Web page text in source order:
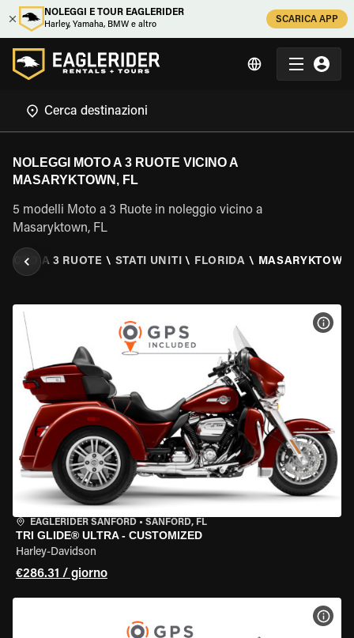
NOLEGGI E TOUR EAGLERIDER
Harley, Yamaha, BMW e altro
SCARICA APP
NOLEGGI MOTO A 3 RUOTE VICINO A
MASARYKTOWN, FL
5 modelli Moto a 3 Ruote in noleggio vicino a
Masaryktown, FL
A 3 RUOTE \ STATI UNITI \ FLORIDA \
EAGLERIDER SANFORD • SANFORD, FL
TRI GLIDE® ULTRA - CUSTOMIZED
Harley-Davidson
€286.31 / giorno